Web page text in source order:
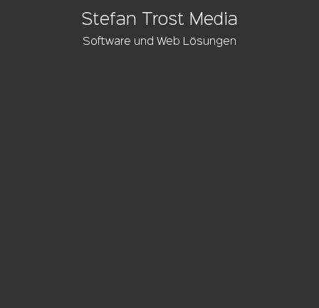
Stefan Trost Media
Software und Web Lösungen